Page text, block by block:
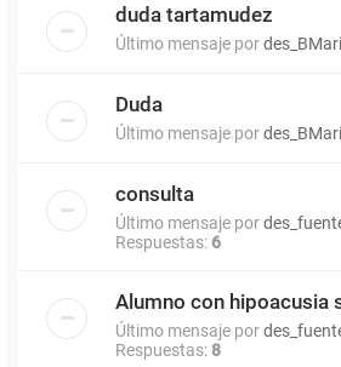
duda tartamudez
Último mensaje por
Duda
Último mensaje por
consulta
Último mensaje por
Respuestas: 6
Alumno con hipoacusia
Último mensaje por
Respuestas: 8